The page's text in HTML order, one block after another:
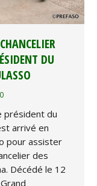
DU
président du
arrivé en
pour assister
des
Décédé le 12